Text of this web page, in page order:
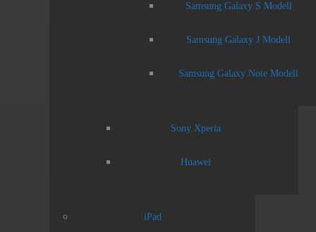
Samsung Galaxy S Modell
Samsung Galaxy J Modell
Samsung Galaxy Note Modell
Sony Xperia
Huawei
iPad